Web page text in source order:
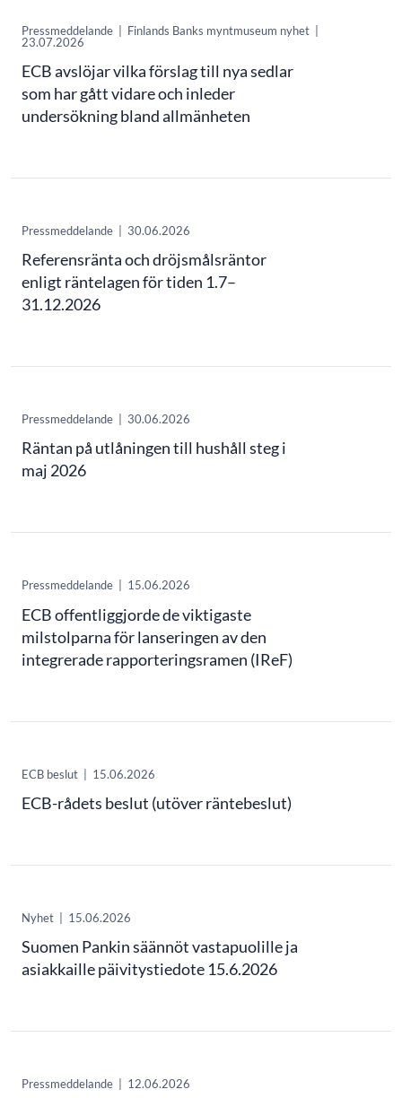
Pressmeddelande Finlands Banks myntmuseum nyhet
23.07.2026
ECB avslöjar vilka förslag till nya sedlar
som har gått vidare och inleder
undersökning bland allmänheten
Pressmeddelande 30.06.2026
Referensränta och dröjsmålsräntor
enligt räntelagen för tiden 1.7–
31.12.2026
Pressmeddelande 30.06.2026
Räntan på utlåningen till hushåll steg i
maj 2026
Pressmeddelande 15.06.2026
ECB offentliggjorde de viktigaste
milstolparna för lanseringen av den
integrerade rapporteringsramen (IReF)
ECB beslut 15.06.2026
ECB-rådets beslut (utöver räntebeslut)
Nyhet 15.06.2026
Suomen Pankin säännöt vastapuolille ja
asiakkaille päivitystiedote 15.6.2026
Pressmeddelande 12.06.2026